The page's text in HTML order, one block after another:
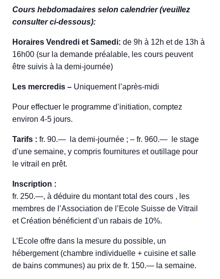
Cours hebdomadaires selon calendrier (veuillez
consulter ci-dessous):
Horaires Vendredi et Samedi: de 9h à 12h et de 13h à
16h00 (sur la demande préalable, les cours peuvent
être suivis à la demi-journée)
Les mercredis – Uniquement l’après-midi
Pour effectuer le programme d’initiation, comptez
environ 4-5 jours.
Tarifs : fr. 90.— la demi-journée ; – fr. 960.— le stage
d’une semaine, y compris fournitures et outillage pour
le vitrail en prêt.
Inscription :
fr. 250.—, à déduire du montant total des cours , les
membres de l’Association de l’Ecole Suisse de Vitrail
et Création bénéficient d’un rabais de 10%.
L’Ecole offre dans la mesure du possible, un
hébergement (chambre individuelle + cuisine et salle
de bains communes) au prix de fr. 150.— la semaine.